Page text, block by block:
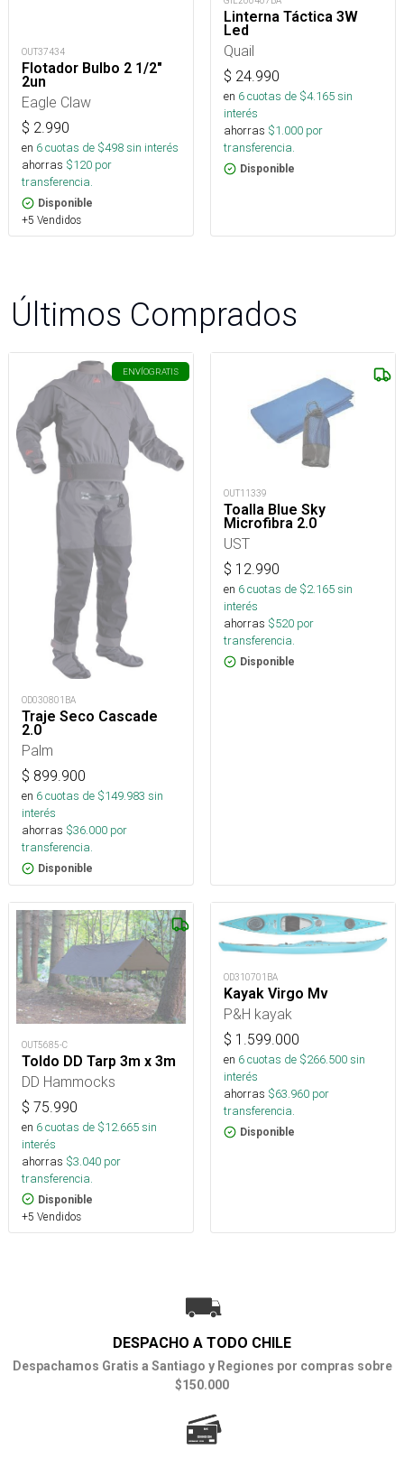
OUT37434
Flotador Bulbo 2 1/2"
2un
Eagle Claw
$ 2.990
en 6cuotas de $498sin interés
ahorras $120 por
transferencia.
Disponible
+5 Vendidos
Linterna Táctica 3W
Led
Quail
$ 24.990
en 6cuotas de $4.165sin
interés
ahorras $1.000 por
transferencia.
Disponible
Últimos Comprados
ENVÍOGRATIS
OD030801BA
Traje Seco Cascade
2.0
Palm
$ 899.900
en 6cuotas de $149.983 sin
interés
ahorras $36.000 por
transferencia.
Disponible
OUT11339
Toalla Blue Sky
Microfibra 2.0
UST
$ 12.990
en 6cuotas de $2.165sin
interés
ahorras $520 por
transferencia.
Disponible
OUT5685-C
Toldo DD Tarp 3m x 3m
DD Hammocks
$ 75.990
en 6cuotas de $12.665sin
interés
ahorras $3.040 por
transferencia.
Disponible
+5 Vendidos
OD310701BA
Kayak Virgo Mv
P&H kayak
$ 1.599.000
en 6cuotas de $266.500sin
interés
ahorras $63.960 por
transferencia.
Disponible
DESPACHO A TODO CHILE
Despachamos Gratis a Santiago y Regiones por compras sobre
$150.000